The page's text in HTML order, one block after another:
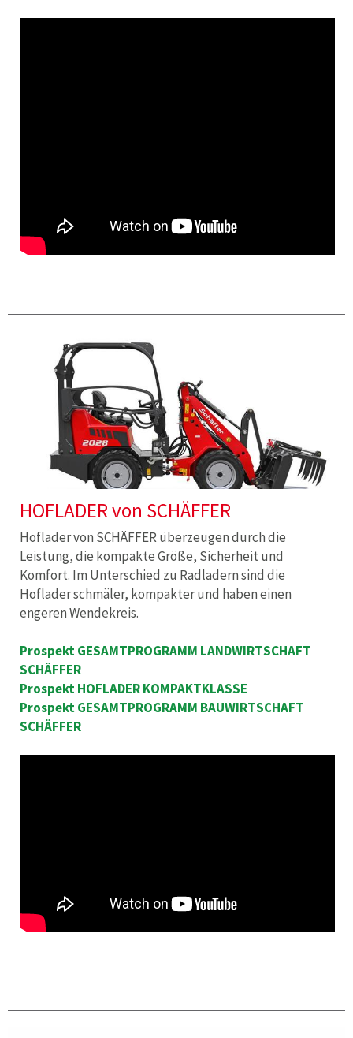
HOFLADER von SCHÄFFER
Hoflader von SCHÄFFER überzeugen durch die
Leistung, die kompakte Größe, Sicherheit und
Komfort. Im Unterschied zu Radladern sind die
Hoflader schmäler, kompakter und haben einen
engeren Wendekreis.
Prospekt GESAMTPROGRAMM LANDWIRTSCHAFT
SCHÄFFER
Prospekt HOFLADER KOMPAKTKLASSE
Prospekt GESAMTPROGRAMM BAUWIRTSCHAFT
SCHÄFFER